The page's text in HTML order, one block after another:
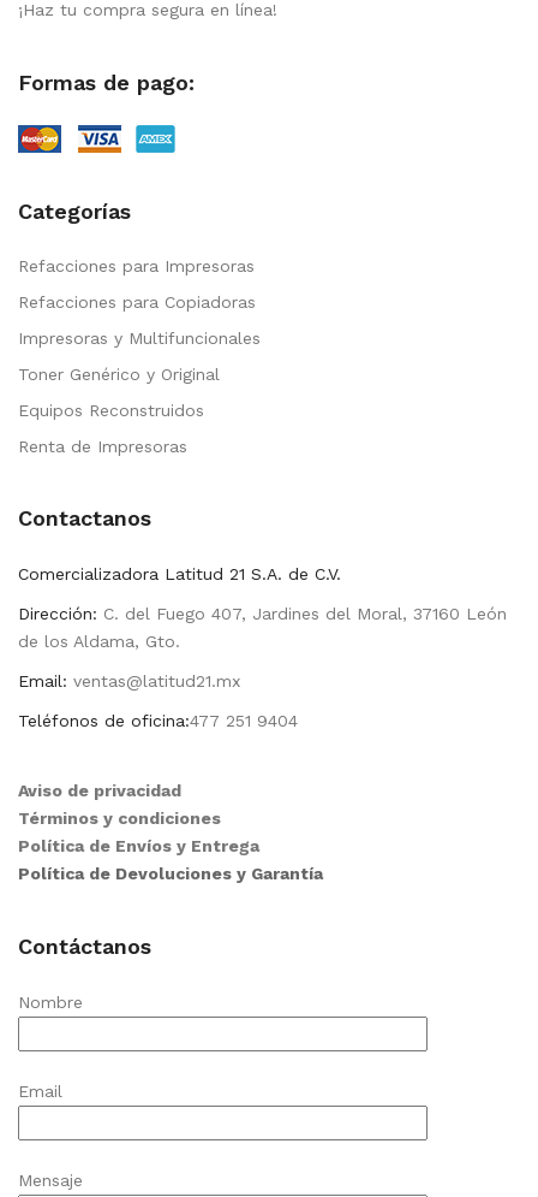
¡Haz tu compra segura en línea!
Formas de pago:
Categorías
Refacciones para Impresoras
Refacciones para Copiadoras
Impresoras y Multifuncionales
Toner Genérico y Original
Equipos Reconstruidos
Renta de Impresoras
Contactanos
Comercializadora Latitud 21 S.A. de C.V.
Dirección: C. del Fuego 407, Jardines del Moral, 37160 León
de los Aldama, Gto.
Email: ventas@latitud21.mx
Teléfonos de oficina:477 251 9404
Aviso de privacidad
Términos y condiciones
Política de Envíos y Entrega
Política de Devoluciones y Garantía
Contáctanos
Nombre
Email
Mensaje